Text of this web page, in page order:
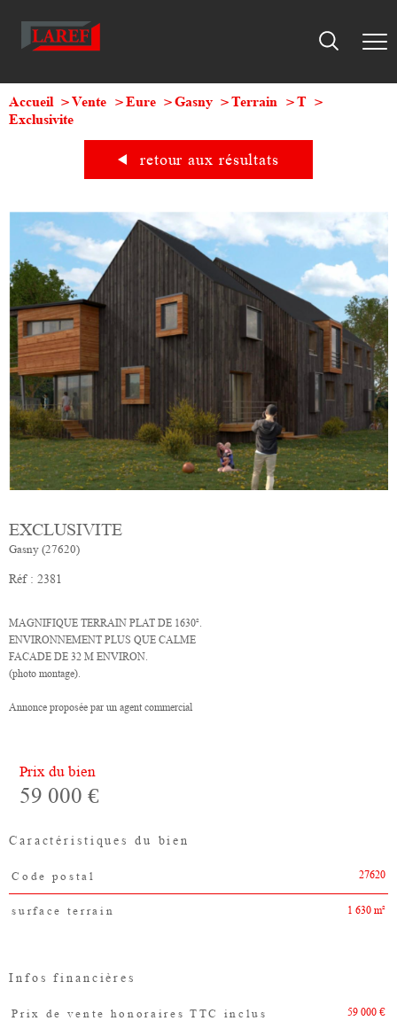
Accueil Vente Eure Gasny Terrain
T
Exclusivite
retour aux résultats
EXCLUSIVITE
Gasny (27620)
Réf : 2381
MAGNIFIQUE TERRAIN PLAT DE 1630².
ENVIRONNEMENT PLUS QUE CALME
FACADE DE 32 M ENVIRON.
(photo montage).
Annonce proposée par un agent commercial
Prix du bien
59 000 €
Caractéristiques du bien
Caractéristiques Valeurs
Code postal 27620
surface terrain 1 630 m²
Infos financières
Caractéristiques Valeurs
Prix de vente honoraires TTC inclus 59 000 €